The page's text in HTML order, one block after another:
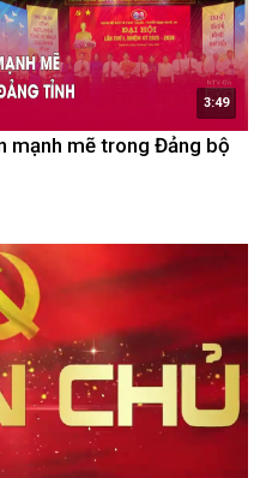
3:49
mạnh mẽ trong Đảng bộ